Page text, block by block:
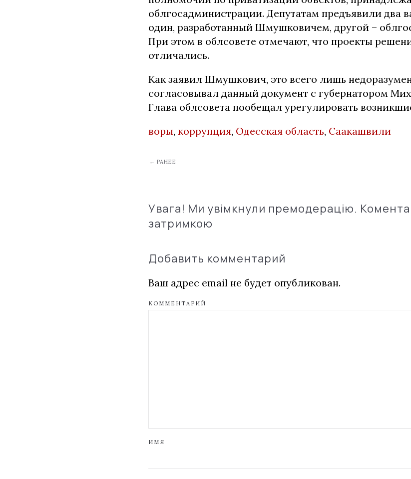
облгосадминистрации. Депутатам предъявили два
один, разработанный Шмушковичем, другой –
При этом в облсовете отмечают, что проекты
отличались.
Как заявил Шмушкович, это всего лишь
согласовывал данный документ с губернатором
Глава облсовета пообещал урегулировать
воры, коррупция, Одесская область, Саакашвили
← РАНЕЕ
Увага! Ми увімкнули премодерацію.
затримкою
Добавить комментарий
Ваш адрес email не будет опубликован.
КОММЕНТАРИЙ
ИМЯ